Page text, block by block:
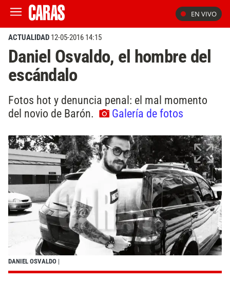
EN VIVO
ACTUALIDAD 12-05-2016 14:15
Daniel Osvaldo, el hombre del
escándalo
Fotos hot y denuncia penal: el mal momento
del novio de Barón.
Galería de fotos
DANIEL OSVALDO |